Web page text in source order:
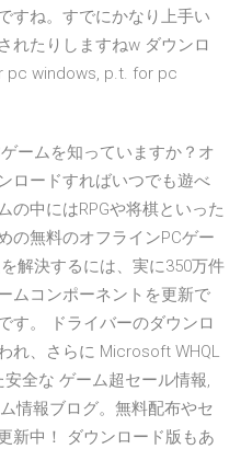
すね。すでにかなり上手い
れたりしますねw ダウンロ
pc windows, p.t. for pc
ームを知っていますか？オ
ロードすればいつでも遊べ
の中にはRPGや将棋といった
の無料のオフラインPCゲー
解決するには、実に350万件
ムコンポーネントを更新で
す。 ドライバーのダウンロ
れ、さらに Microsoft WHQL
全な ゲーム超セール情報,
情報ブログ。無料配布やセ
新中！ ダウンロード版もあ